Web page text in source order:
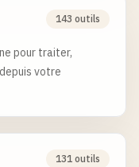
143 outils
pour traiter,
votre
131 outils